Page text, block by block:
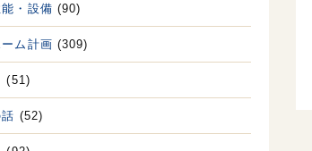
・設備 (90)
ム計画 (309)
(51)
(52)